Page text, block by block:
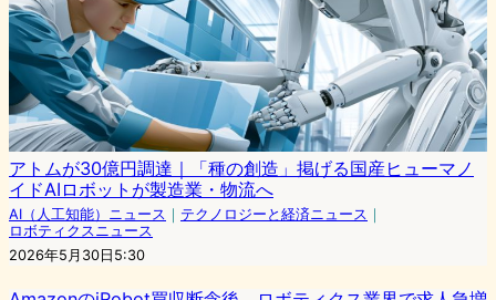
アトムが30億円調達｜「種の創造」掲げる国産ヒューマノ
イドAIロボットが製造業・物流へ
AI（人工知能）ニュース ｜ テクノロジーと経済ニュース ｜
ロボティクスニュース
2026年5月30日5:30